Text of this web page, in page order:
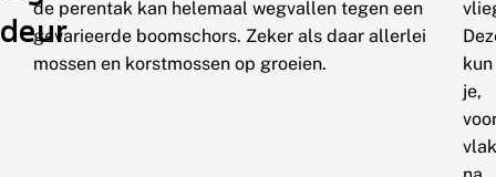
deur
de perentak kan helemaal wegvallen tegen een
gevarieerde boomschors. Zeker als daar allerlei
mossen en korstmossen op groeien.
kun
je,
vlak